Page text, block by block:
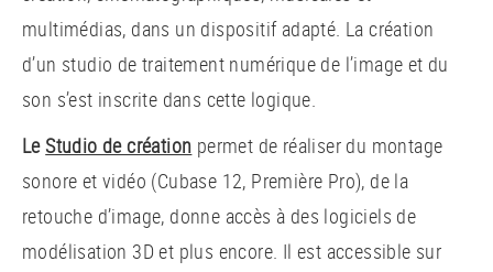
multimédias, dans un dispositif adapté. La création
d’un studio de traitement numérique de l’image et du
son s’est inscrite dans cette logique.
Le Studio de création permet de réaliser du montage
sonore et vidéo (Cubase 12, Première Pro), de la
retouche d’image, donne accès à des logiciels de
modélisation 3D et plus encore. Il est accessible sur